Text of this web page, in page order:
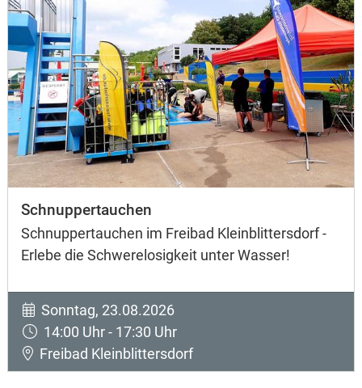
Schnuppertauchen
Schnuppertauchen im Freibad Kleinblittersdorf -
Erlebe die Schwerelosigkeit unter Wasser!
Sonntag, 23.08.2026
14:00 Uhr - 17:30 Uhr
Freibad Kleinblittersdorf